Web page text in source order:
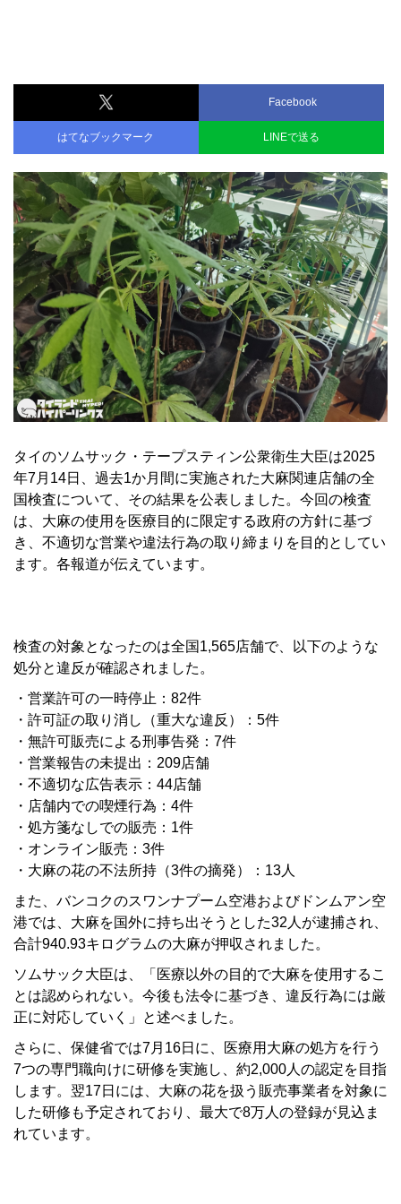
Facebook
はてなブックマーク LINEで送る
タイのソムサック・テープスティン公衆衛生大臣は2025
年7月14日、過去1か月間に実施された大麻関連店舗の全
国検査について、その結果を公表しました。今回の検査
は、大麻の使用を医療目的に限定する政府の方針に基づ
き、不適切な営業や違法行為の取り締まりを目的としてい
ます。各報道が伝えています。
検査の対象となったのは全国1,565店舗で、以下のような
処分と違反が確認されました。
・営業許可の一時停止：82件
・許可証の取り消し（重大な違反）：5件
・無許可販売による刑事告発：7件
・営業報告の未提出：209店舗
・不適切な広告表示：44店舗
・店舗内での喫煙行為：4件
・処方箋なしでの販売：1件
・オンライン販売：3件
・大麻の花の不法所持（3件の摘発）：13人
また、バンコクのスワンナプーム空港およびドンムアン空
港では、大麻を国外に持ち出そうとした32人が逮捕され、
合計940.93キログラムの大麻が押収されました。
ソムサック大臣は、「医療以外の目的で大麻を使用するこ
とは認められない。今後も法令に基づき、違反行為には厳
正に対応していく」と述べました。
さらに、保健省では7月16日に、医療用大麻の処方を行う
7つの専門職向けに研修を実施し、約2,000人の認定を目指
します。翌17日には、大麻の花を扱う販売事業者を対象に
した研修も予定されており、最大で8万人の登録が見込ま
れています。